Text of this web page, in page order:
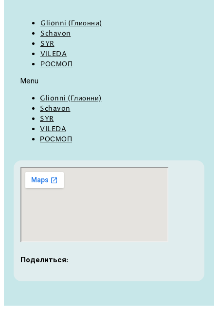
Glionni (Глионни)
Schavon
SYR
VILEDA
РОСМОП
Menu
Glionni (Глионни)
Schavon
SYR
VILEDA
РОСМОП
Поделиться: